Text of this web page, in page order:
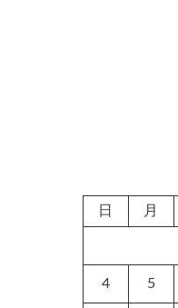
日 月
4 5